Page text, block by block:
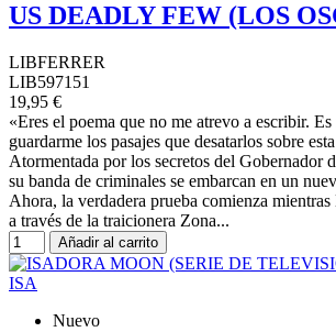
US DEADLY FEW (LOS
LIBFERRER
LIB597151
19,95 €
«Eres el poema que no me atrevo a escribir. Es
guardarme los pasajes que desatarlos sobre
Atormentada por los secretos del Gobernador
su banda de criminales se embarcan en un
Ahora, la verdadera prueba comienza
a través de la traicionera Zona...
Añadir al carrito
Nuevo